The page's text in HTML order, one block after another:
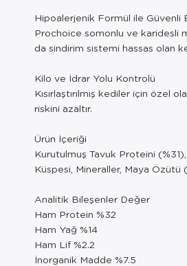
Hipoalerjenik Formül ile Güvenli
Prochoice somonlu ve karidesli
da sindirim sistemi hassas olan
Kilo ve İdrar Yolu Kontrolü
Kısırlaştırılmış kediler için özel
riskini azaltır.
Ürün İçeriği
Kurutulmuş Tavuk Proteini
Küspesi, Mineraller, Maya Özütü
Analitik Bileşenler Değer
Ham Protein %32
Ham Yağ %14
Ham Lif %2.2
İnorganik Madde %7.5